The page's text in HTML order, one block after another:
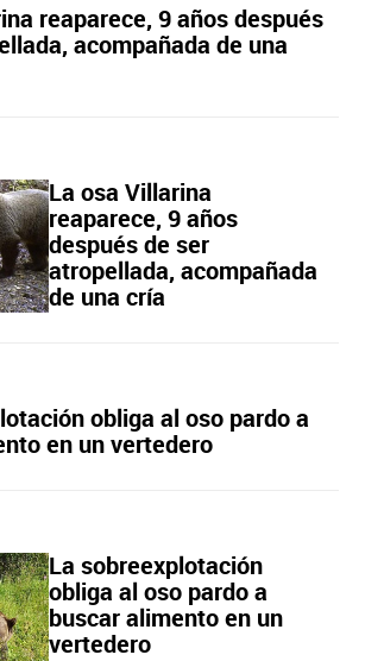
reaparece, 9 años después
acompañada de una
La osa Villarina
reaparece, 9 años
después de ser
atropellada, acompañada
de una cría
obliga al oso pardo a
en un vertedero
La sobreexplotación
obliga al oso pardo a
buscar alimento en un
vertedero